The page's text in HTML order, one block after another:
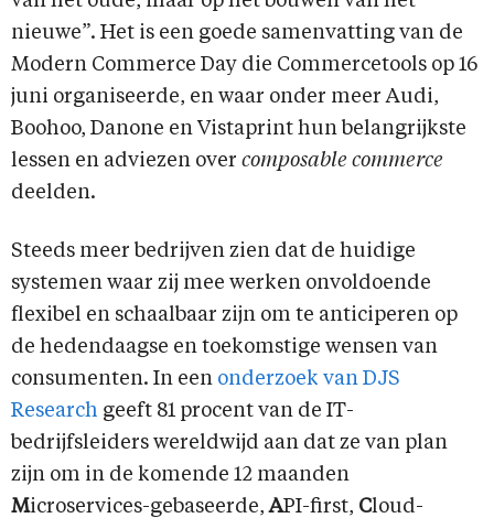
nieuwe”. Het is een goede samenvatting van de
Modern Commerce Day die Commercetools op 16
juni organiseerde, en waar onder meer Audi,
Boohoo, Danone en Vistaprint hun belangrijkste
lessen en adviezen over composable commerce
deelden.
Steeds meer bedrijven zien dat de huidige
systemen waar zij mee werken onvoldoende
flexibel en schaalbaar zijn om te anticiperen op
de hedendaagse en toekomstige wensen van
consumenten. In een onderzoek van DJS
Research geeft 81 procent van de IT-
bedrijfsleiders wereldwijd aan dat ze van plan
zijn om in de komende 12 maanden
Microservices-gebaseerde,API-first, Cloud-